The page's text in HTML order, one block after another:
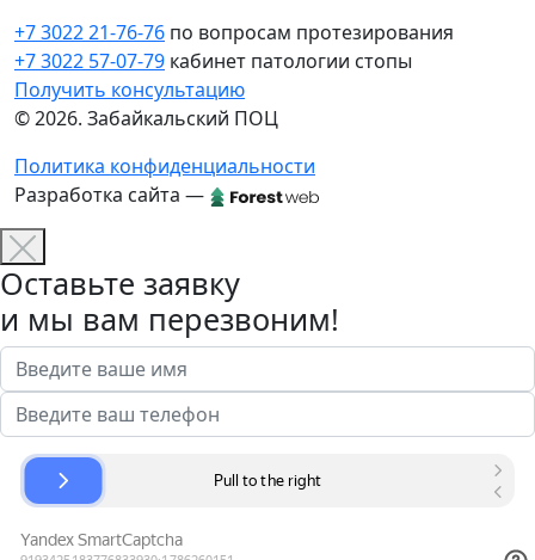
+7 3022 21-76-76 по вопросам протезирования
+7 3022 57-07-79 кабинет патологии стопы
Получить консультацию
© 2026. Забайкальский ПОЦ
Политика конфиденциальности
Разработка сайта —
Оставьте заявку
и мы вам перезвоним!